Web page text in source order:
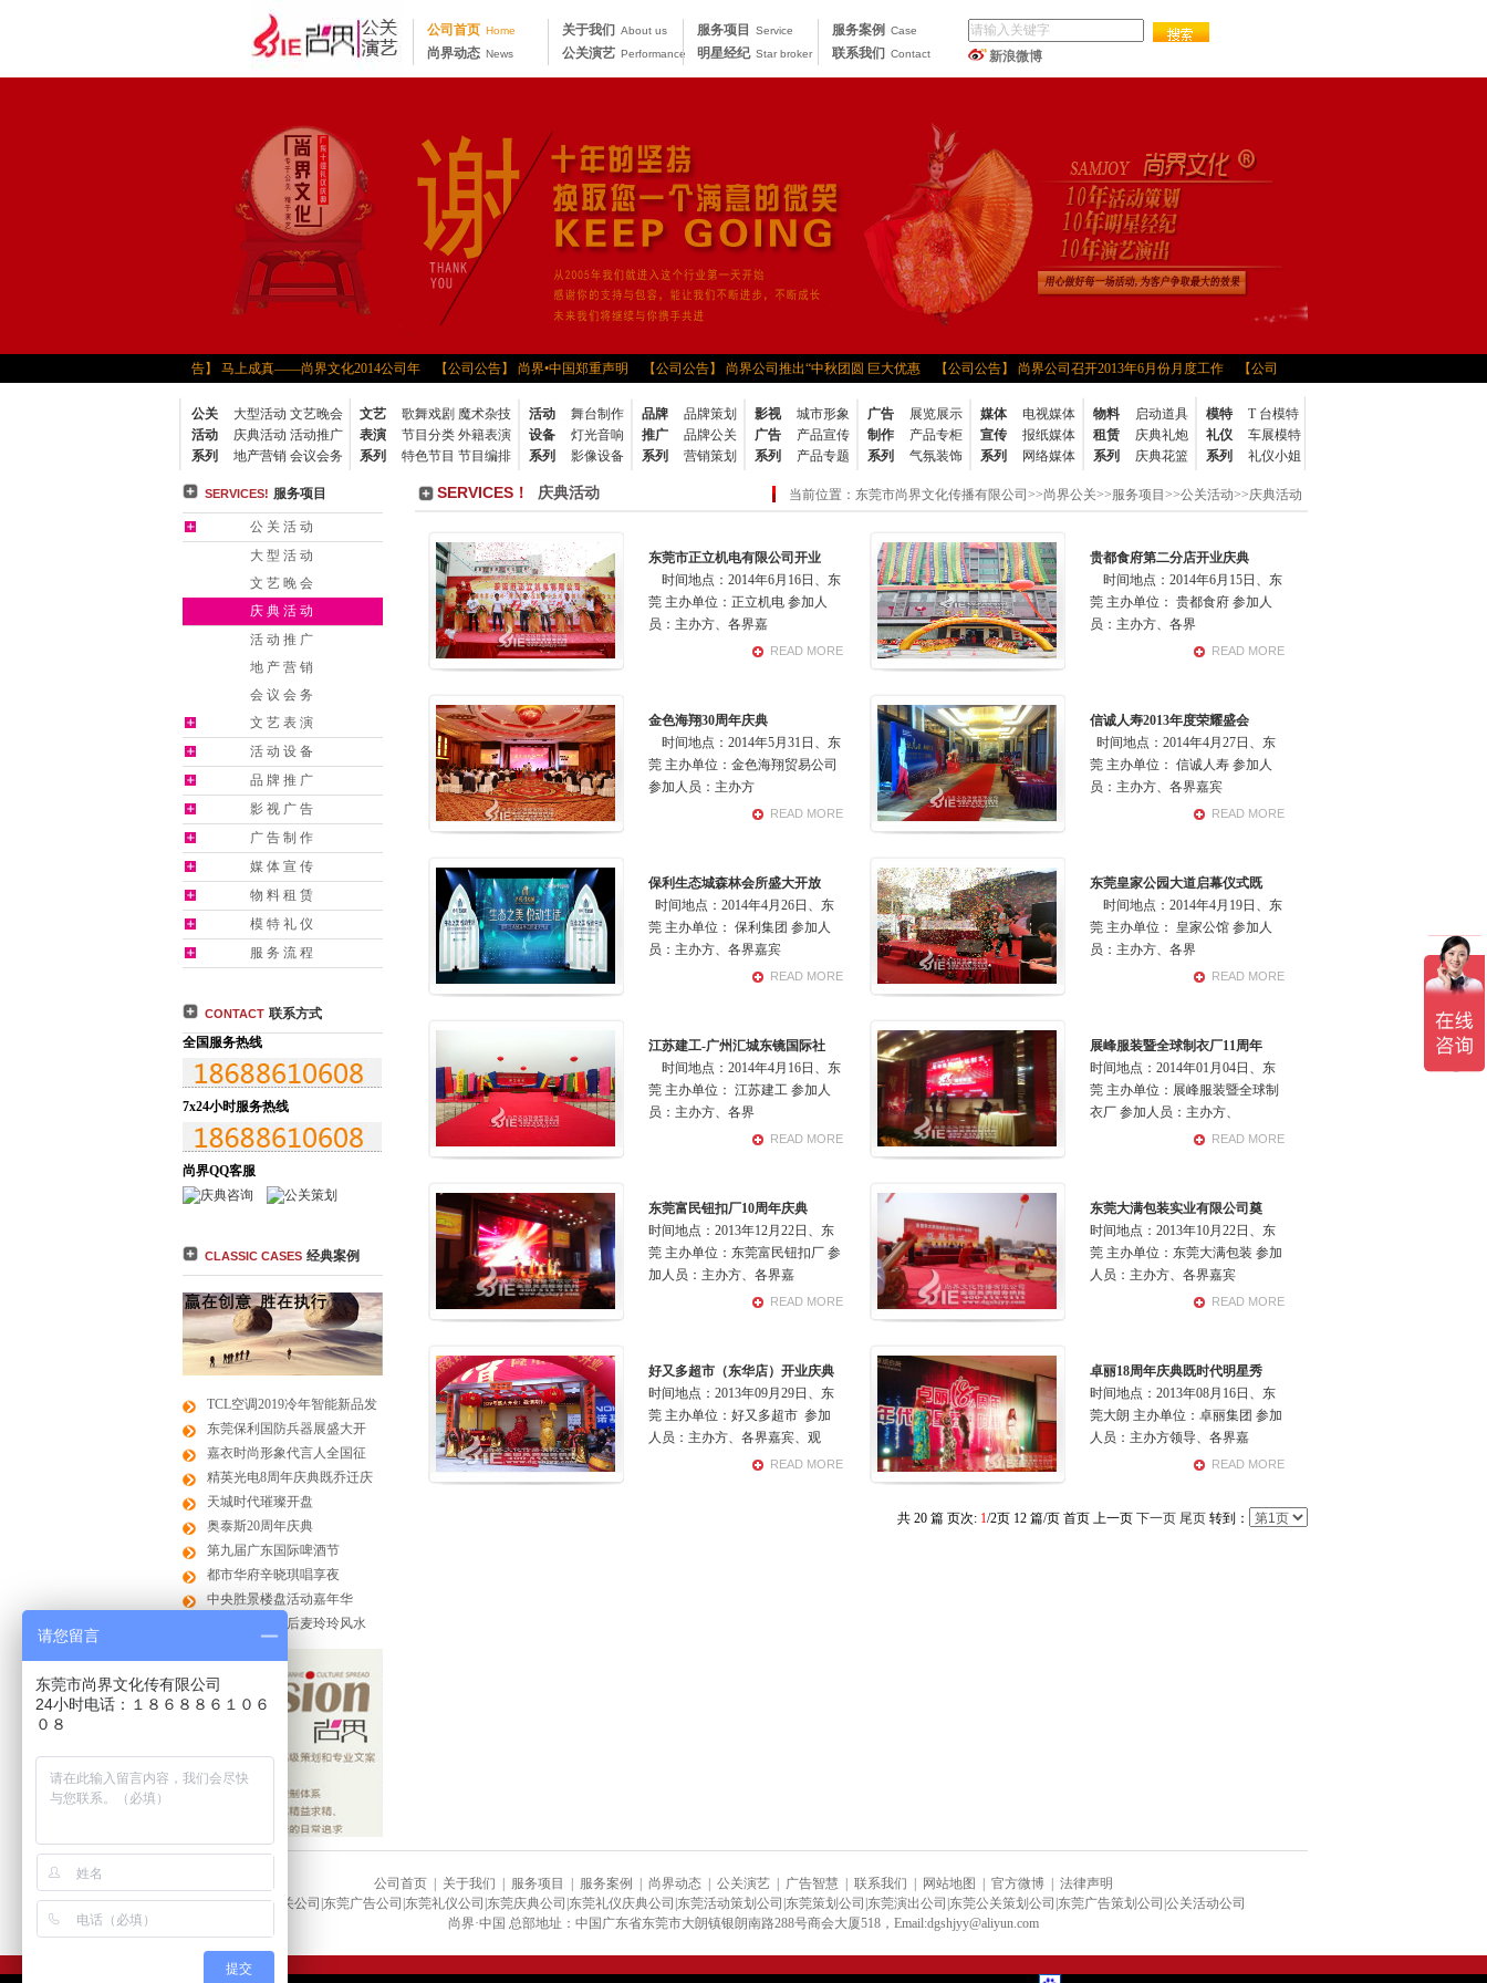
公司首页 Home
尚界动态 News
关于我们 About us
公关演艺 Performance
服务项目 Service
明星经纪 Star broker
服务案例 Case
联系我们 Contact 新浪微博
【公司公告】 马上成真——尚界文化2014公司年 【公司公告】 尚界•中国郑重声明 【公司公告】 尚界公司推出“中秋团圆 巨大优惠 【公司公告】 尚界公司召开2013年6月份月度工作
【公司公
告】 尚界公司2013年杭州千湖岛之行
【公司公告】 尚界2012年度工作总结会议
告】 “创四优”员工大会
【公司公告】 尚界公司内部钓鱼大赛 【公司公告】 尚界公司五月份月度会议 【公司公告】 尚界公司召开2012工作会议
【公司公告】 尚界公司组织无偿献血
活动
【公司公告】 尚界公司“我微笑，我快乐”活动圆 【公司公告】 2011年尚界“凤凰古城之旅” 【公司公告】 “公平、和谐、奋进、稳健地持续
【公司公告】 2011年尚界元旦晚会
【公司公告】 尚界2010年公司总结大会
【公司公告】 热烈欢迎中国东方演艺公司代表来 【公司公告】 尚界文化2014年春茗及动员大会
年
【公司公告】 尚界•中国郑重声明
行
【公司公告】 “走出去，带回来”学习•分 【公司公告】 2013夯实基础 提升价值新年部署会 【公司公告】 尚界2012年度工作总结会议 【公司公告】 “创四优”员工大会
【公司公告】 尚界公司五月份月度会议 【公司公告】 尚界公司召开2012工作会议 【公司公告】 尚界公司组织无偿献血活动
【公司公告】 尚界公司“我
微笑，我快乐”活动圆
【公司公告】 2011年尚界“凤凰古城之旅” 【公司公告】 “公平、和谐、奋进、稳健地持续 【公司公告】 2011年尚界元旦晚会
【公司公告】 尚界2010年公司总
结大会
【公司公告】 热烈欢迎中国东方演艺公司代表来
公关
活动
系列
大型活动 文艺晚会
庆典活动 活动推广
地产营销 会议会务
文艺
表演
系列
歌舞戏剧 魔术杂技
节目分类 外籍表演
特色节目 节目编排
活动
设备
系列
舞台制作
灯光音响
影像设备
品牌
推广
系列
品牌策划
品牌公关
营销策划
影视
广告
系列
城市形象
产品宣传
产品专题
广告
制作
系列
展览展示
产品专柜
气氛装饰
媒体
宣传
系列
电视媒体
报纸媒体
网络媒体
物料
租赁
系列
启动道具
庆典礼炮
庆典花篮
模特
礼仪
系列
T 台模特
车展模特
礼仪小姐
SERVICES! 服务项目
公关活动
大型活动
文艺晚会
庆典活动
活动推广
地产营销
会议会务
文艺表演
活动设备
品牌推广
影视广告
广告制作
媒体宣传
物料租赁
模特礼仪
服务流程
CONTACT 联系方式
全国服务热线
7x24小时服务热线
尚界QQ客服
CLASSIC CASES 经典案例
TCL空调2019冷年智能新品发
东莞保利国防兵器展盛大开
嘉衣时尚形象代言人全国征
精英光电8周年庆典既乔迁庆
天城时代璀璨开盘
奥泰斯20周年庆典
第九届广东国际啤酒节
都市华府辛晓琪唱享夜
中央胜景楼盘活动嘉年华
金町湾玄学天后麦玲玲风水
当前位置： 东莞市尚界文化传播有限公司 >>尚界公关>>服务项目 >>公关活动>>庆典活动
SERVICES！ 庆典活动
东莞市正立机电有限公司开业
时间地点：2014年6月16日、东
莞 主办单位：正立机电 参加人
员：主办方、各界嘉
READ MORE
贵都食府第二分店开业庆典
时间地点：2014年6月15日、东
莞 主办单位： 贵都食府 参加人
员：主办方、各界
READ MORE
金色海翔30周年庆典
时间地点：2014年5月31日、东
莞 主办单位：金色海翔贸易公司
参加人员：主办方
READ MORE
信诚人寿2013年度荣耀盛会
时间地点：2014年4月27日、东
莞 主办单位： 信诚人寿 参加人
员：主办方、各界嘉宾
READ MORE
保利生态城森林会所盛大开放
时间地点：2014年4月26日、东
莞 主办单位： 保利集团 参加人
员：主办方、各界嘉宾
READ MORE
东莞皇家公园大道启幕仪式既
时间地点：2014年4月19日、东
莞 主办单位： 皇家公馆 参加人
员：主办方、各界
READ MORE
江苏建工-广州汇城东镜国际社
时间地点：2014年4月16日、东
莞 主办单位： 江苏建工 参加人
员：主办方、各界
READ MORE
展峰服装暨全球制衣厂11周年
时间地点：2014年01月04日、东
莞 主办单位：展峰服装暨全球制
衣厂 参加人员：主办方、
READ MORE
东莞富民钮扣厂10周年庆典
时间地点：2013年12月22日、东
莞 主办单位：东莞富民钮扣厂 参
加人员：主办方、各界嘉
READ MORE
东莞大满包装实业有限公司奠
时间地点：2013年10月22日、东
莞 主办单位：东莞大满包装 参加
人员：主办方、各界嘉宾
READ MORE
好又多超市（东华店）开业庆典
时间地点：2013年09月29日、东
莞 主办单位：好又多超市 参加
人员：主办方、各界嘉宾、观
READ MORE
卓丽18周年庆典既时代明星秀
时间地点：2013年08月16日、东
莞大朗 主办单位：卓丽集团 参加
人员：主办方领导、各界嘉
READ MORE
共 20 篇 页次: 1/2页 12 篇/页 首页 上一页 下一页 尾页 转到：
公司首页 关于我们 服务项目 服务案例 尚界动态 公关演艺 广告智慧 联系我们 网站地图 官方微博
法律声明
东莞公关公司|东莞广告公司|东莞礼仪公司|东莞庆典公司|东莞礼仪庆典公司|东莞活动策划公司|东莞策划公司|东莞演出公司|东莞公关策划公司|东莞广告策划公司|公关活动公司
尚界·中国 总部地址：中国广东省东莞市大朗镇银朗南路288号商会大厦518，Email:dgshjyy@aliyun.com
请您留言
东莞市尚界文化传有限公司
24小时电话：１８６８８６１０６
０８
提交